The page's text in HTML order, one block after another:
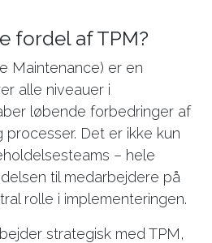
fordel af TPM?
Maintenance) er en
alle niveauer i
løbende forbedringer af
Det er ikke kun
– hele
til medarbejdere på
rolle i implementeringen.
strategisk med TPM,